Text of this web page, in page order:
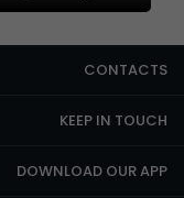
CONTACTS
KEEP IN TOUCH
DOWNLOAD OUR APP